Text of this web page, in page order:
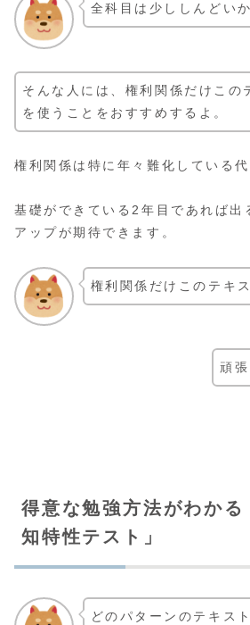
全科目は少ししんどい
そんな人には、権利関係だけこの
を使うことをおすすめするよ。
権利関係は特に年々難化している
基礎ができている2年目であれば出
アップが期待できます。
権利関係だけこのテキ
頑張
得意な勉強方法がわか
知特性テスト」
どのパターンのテキス